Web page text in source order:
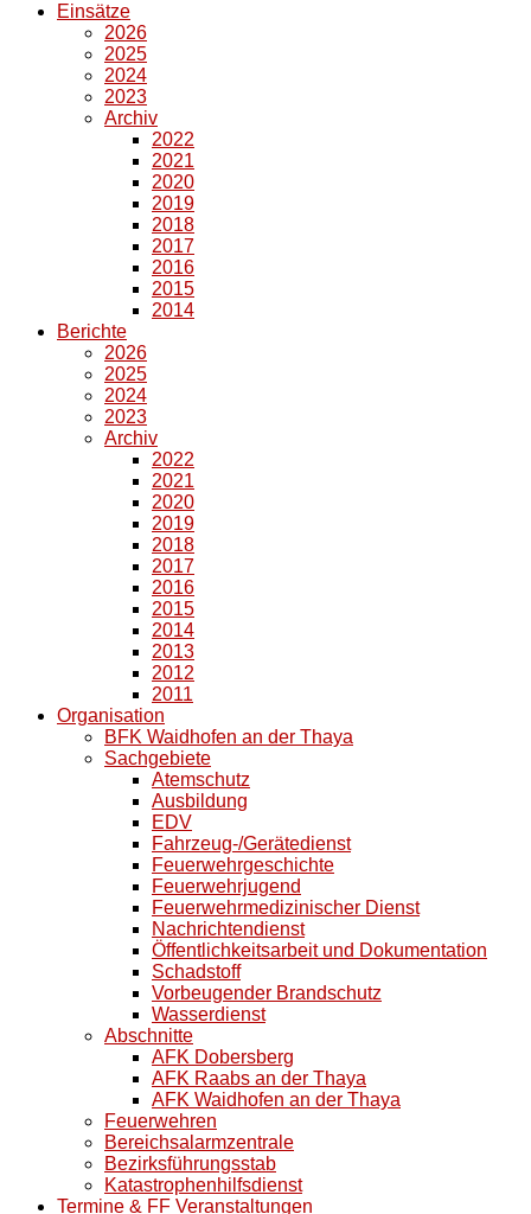
Einsätze
2026
2025
2024
2023
Archiv
2022
2021
2020
2019
2018
2017
2016
2015
2014
Berichte
2026
2025
2024
2023
Archiv
2022
2021
2020
2019
2018
2017
2016
2015
2014
2013
2012
2011
Organisation
BFK Waidhofen an der Thaya
Sachgebiete
Atemschutz
Ausbildung
EDV
Fahrzeug-/Gerätedienst
Feuerwehrgeschichte
Feuerwehrjugend
Feuerwehrmedizinischer Dienst
Nachrichtendienst
Öffentlichkeitsarbeit und Dokumentation
Schadstoff
Vorbeugender Brandschutz
Wasserdienst
Abschnitte
AFK Dobersberg
AFK Raabs an der Thaya
AFK Waidhofen an der Thaya
Feuerwehren
Bereichsalarmzentrale
Bezirksführungsstab
Katastrophenhilfsdienst
Termine & FF Veranstaltungen